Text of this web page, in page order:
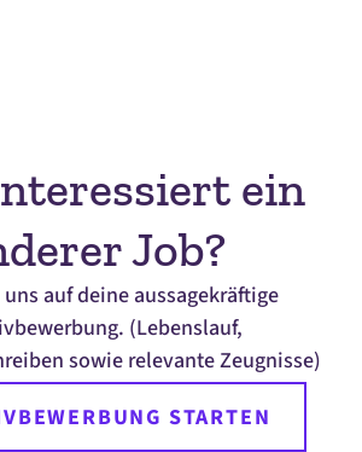
ein
Job?
auf deine aussagekräftige
(Lebenslauf,
sowie relevante Zeugnisse)
STARTEN